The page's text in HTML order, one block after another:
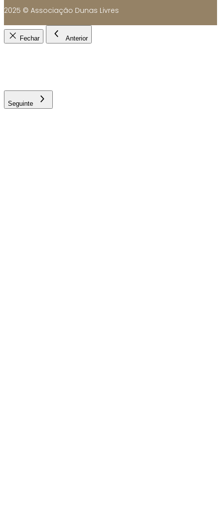
2025 © Associação Dunas Livres
Fechar Anterior
Seguinte